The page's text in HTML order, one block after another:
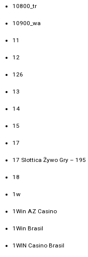
10800_tr
10900_wa
11
12
126
13
14
15
17
17 Slottica Żywo Gry – 195
18
1w
1Win AZ Casino
1Win Brasil
1WIN Casino Brasil